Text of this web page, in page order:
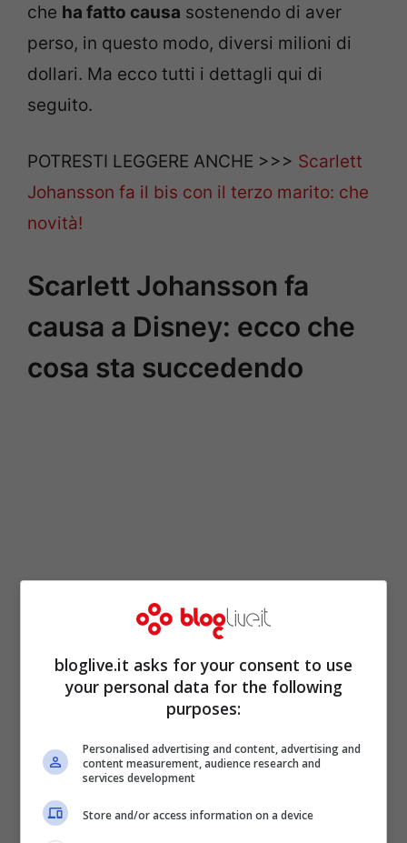
che ha fatto causa sostenendo di aver
perso, in questo modo, diversi milioni di
dollari. Ma ecco tutti i dettagli qui di
seguito.
POTRESTI LEGGERE ANCHE >>> Scarlett
Johansson fa il bis con il terzo marito: che
novità!
Scarlett Johansson fa
causa a Disney: ecco che
cosa sta succedendo
bloglive.it asks for your consent to use
your personal data for the following
purposes:
Personalised advertising and content, advertising and
content measurement, audience research and
services development
Store and/or access information on a device